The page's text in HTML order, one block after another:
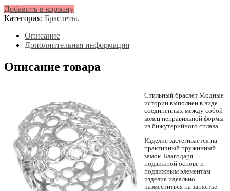
Добавить в корзину
Категория: Браслеты.
Описание
Дополнительная информация
Описание товара
Стильный браслет Модные
истории выполнен в виде
соединенных между собой
колец неправильной формы
из бижутерийного сплава.
Изделие застегивается на
практичный пружинный
замок. Благодаря
подвижной основе и
подвижным элементам
изделие идеально
разместиться на запястье.